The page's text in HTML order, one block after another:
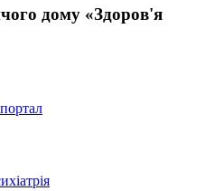
дому «Здоров'я